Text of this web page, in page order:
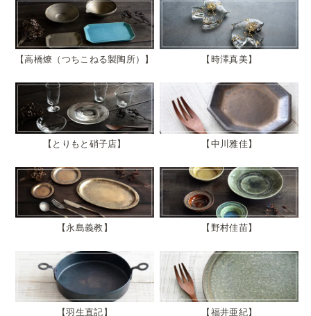
高橋燎（つちこねる製陶所） 時澤真美
とりもと硝子店 中川雅佳
永島義教 野村佳苗
羽生直記 福井亜紀